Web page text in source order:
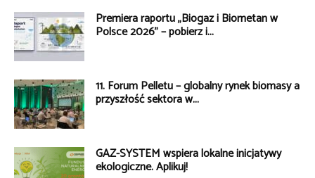
Premiera raportu „Biogaz i Biometan w
Polsce 2026” – pobierz i...
11. Forum Pelletu – globalny rynek biomasy a
przyszłość sektora w...
GAZ-SYSTEM wspiera lokalne inicjatywy
ekologiczne. Aplikuj!